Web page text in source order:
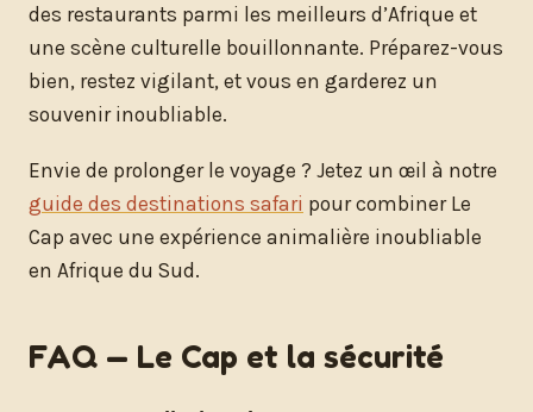
des restaurants parmi les meilleurs d’Afrique et
une scène culturelle bouillonnante. Préparez-vous
bien, restez vigilant, et vous en garderez un
souvenir inoubliable.
Envie de prolonger le voyage ? Jetez un œil à notre
guide des destinations safari pour combiner Le
Cap avec une expérience animalière inoubliable
en Afrique du Sud.
FAQ — Le Cap et la sécurité